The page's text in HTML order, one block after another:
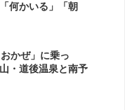
何かいる」「朝
かぜ」に乗っ
・道後温泉と南予